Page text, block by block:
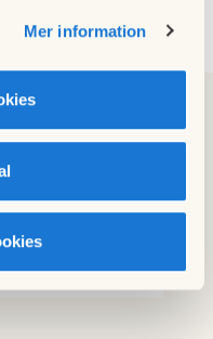
Mer information